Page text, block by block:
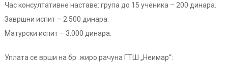
Час консултативне наставе: група до 15 ученика – 200 динара.
Завршни испит – 2.500 динара.
Матурски испит – 3.000 динара.
Уплата се врши на бр. жиро рачуна ГТШ „Неимар“: